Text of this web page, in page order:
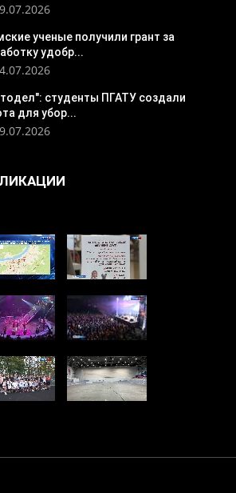
ученые получили грант за
удобр...
студенты ПГАТУ создали
для убор...